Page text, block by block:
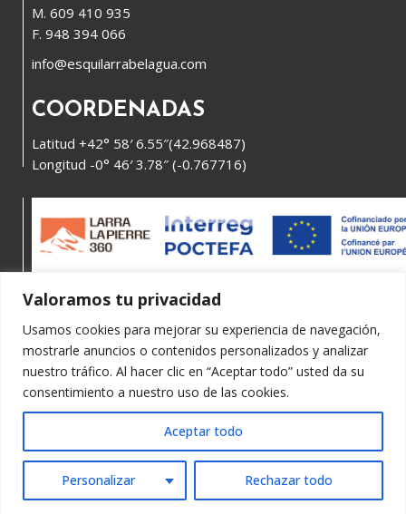
Valoramos tu privacidad
Usamos cookies para mejorar su experiencia de navegación,
mostrarle anuncios o contenidos personalizados y analizar
nuestro tráfico. Al hacer clic en “Aceptar todo” usted da su
consentimiento a nuestro uso de las cookies.
Personalizar Rechazar todo
Aceptar todo
M. 609 410 935
F. 948 394 066
info@esquilarrabelagua.com
COORDENADAS
Latitud +42° 58′ 6.55″(42.968487)
Longitud -0° 46′ 3.78″ (-0.767716)
Accesibilidad Web
Derecho de acceso a información pública